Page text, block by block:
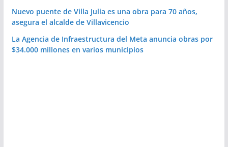
Nuevo puente de Villa Julia es una obra para 70 años,
asegura el alcalde de Villavicencio
La Agencia de Infraestructura del Meta anuncia obras por
$34.000 millones en varios municipios